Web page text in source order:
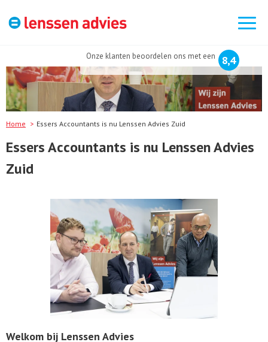
Onze klanten beoordelen ons met een 8,4
Home Essers Accountants is nu Lenssen Advies Zuid
Essers Accountants is nu Lenssen Advies
Zuid
Welkom bij Lenssen Advies